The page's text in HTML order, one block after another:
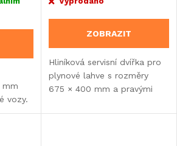
mm
vozy.
ZOBRAZIT
Hliníková servisní dvířka pro
plynové lahve s rozměry
675 × 400 mm a pravými
s kvalitním zámkem Zadi